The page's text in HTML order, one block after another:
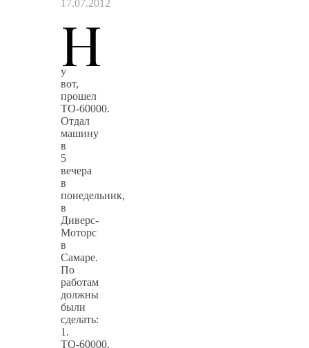
17.07.2012
Н
у
вот,
прошел
ТО-60000.
Отдал
машину
в
5
вечера
в
понедельник,
в
Диверс-
Моторс
в
Самаре.
По
работам
должны
были
сделать:
1.
ТО-60000.